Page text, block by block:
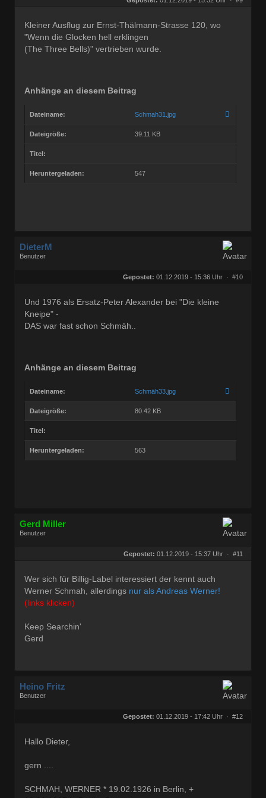
Kleiner Ausflug zur Ernst-Thälmann-Strasse 120, wo
"Wenn die Glocken hell erklingen
(The Three Bells)" vertrieben wurde.
Anhänge an diesem Beitrag
Dateiname: Schmah31.jpg
Dateigröße: 39.11 KB
Titel:
Heruntergeladen: 547
DieterM
Benutzer
Gepostet: 01.12.2019 - 15:36 Uhr · #10
Und 1976 als Ersatz-Peter Alexander bei "Die kleine
Kneipe" -
DAS war fast schon Schmäh..
Anhänge an diesem Beitrag
Dateiname: Schmäh33.jpg
Dateigröße: 80.42 KB
Titel:
Heruntergeladen: 563
Gerd Miller
Benutzer
Gepostet: 01.12.2019 - 15:37 Uhr · #11
Wer sich für Billig-Label interessiert der kennt auch
Werner Schmah, allerdings nur als Andreas Werner!
(links klicken)
Keep Searchin'
Gerd
Heino Fritz
Benutzer
Gepostet: 01.12.2019 - 17:42 Uhr · #12
Hallo Dieter,
gern ....
SCHMAH, WERNER * 19.02.1926 in Berlin, +